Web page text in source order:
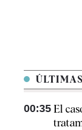
00:35 El